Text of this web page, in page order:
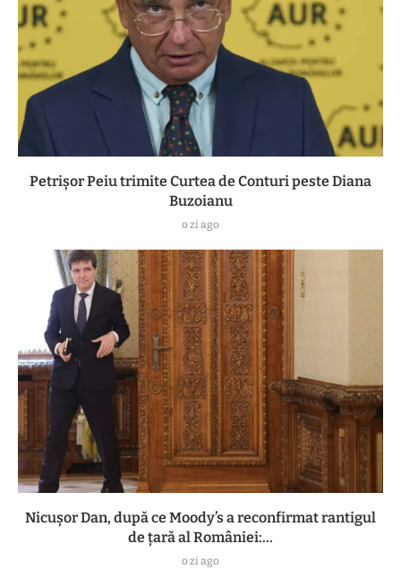
Petrișor Peiu trimite Curtea de Conturi peste Diana
Buzoianu
o zi ago
Nicușor Dan, după ce Moody’s a reconfirmat rantigul
de țară al României:...
o zi ago